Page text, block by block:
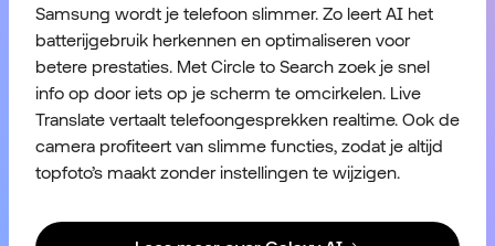
Samsung wordt je telefoon slimmer. Zo leert AI het
batterijgebruik herkennen en optimaliseren voor
betere prestaties. Met Circle to Search zoek je snel
info op door iets op je scherm te omcirkelen. Live
Translate vertaalt telefoongesprekken realtime. Ook de
camera profiteert van slimme functies, zodat je altijd
topfoto’s maakt zonder instellingen te wijzigen.